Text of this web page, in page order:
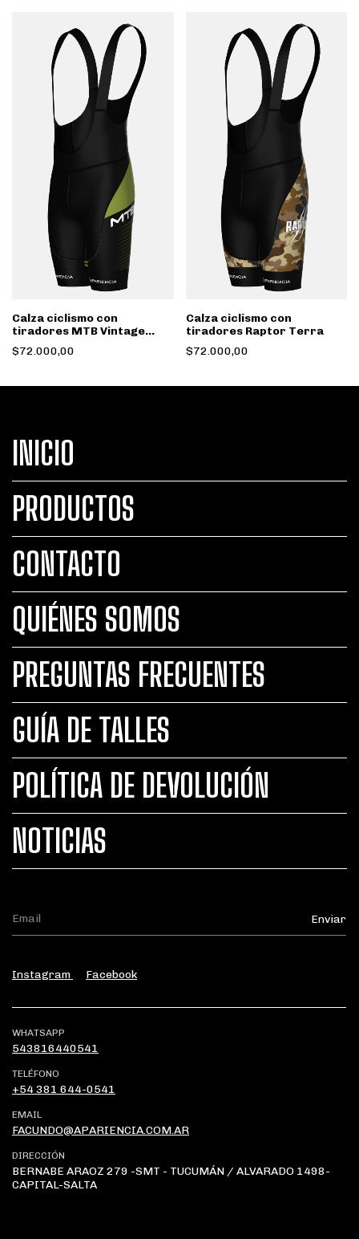
Calza ciclismo con
tiradores MTB Vintage
Verde
$72.000,00
Calza ciclismo con
tiradores Raptor Terra
$72.000,00
INICIO
PRODUCTOS
CONTACTO
QUIÉNES SOMOS
PREGUNTAS FRECUENTES
GUÍA DE TALLES
POLÍTICA DE DEVOLUCIÓN
NOTICIAS
Instagram Facebook
WHATSAPP
543816440541
TELÉFONO
+54 381 644-0541
EMAIL
FACUNDO@APARIENCIA.COM.AR
DIRECCIÓN
BERNABE ARAOZ 279 -SMT - TUCUMÁN / ALVARADO 1498-
CAPITAL-SALTA